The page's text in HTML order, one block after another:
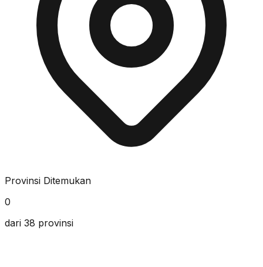
Provinsi Ditemukan
0
dari 38 provinsi